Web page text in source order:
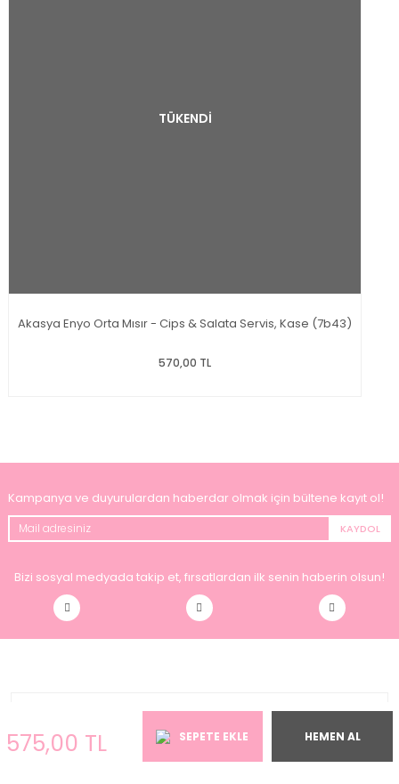
TÜKENDİ
Akasya Enyo Orta Mısır - Cips & Salata Servis, Kase (7b43)
570,00 TL
575,00 TL SEPETE EKLE HEMEN AL
Kampanya ve duyurulardan haberdar olmak için bültene kayıt ol!
KAYDOL
Bizi sosyal medyada takip et, fırsatlardan ilk senin haberin olsun!